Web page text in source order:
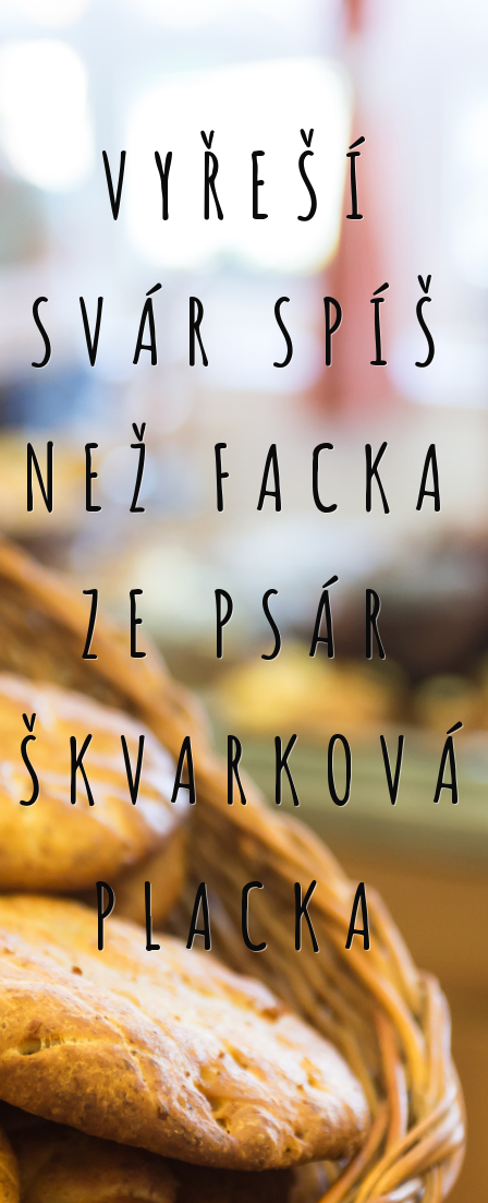
VYŘEŠÍ
SVÁR SPÍŠ
NEŽ FACKA
ZE PSÁR
ŠKVARKOVÁ
PLACKA